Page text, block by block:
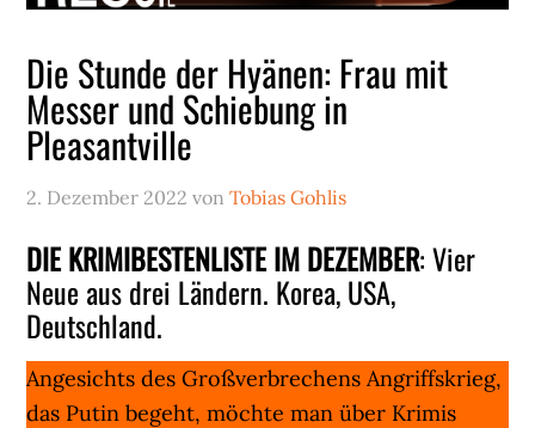
Die Stunde der Hyänen: Frau mit
Messer und Schiebung in
Pleasantville
2. Dezember 2022 vonTobias Gohlis
DIE KRIMIBESTENLISTE IM DEZEMBER: Vier
Neue aus drei Ländern. Korea, USA,
Deutschland.
Angesichts des Großverbrechens Angriffskrieg,
das Putin begeht, möchte man über Krimis